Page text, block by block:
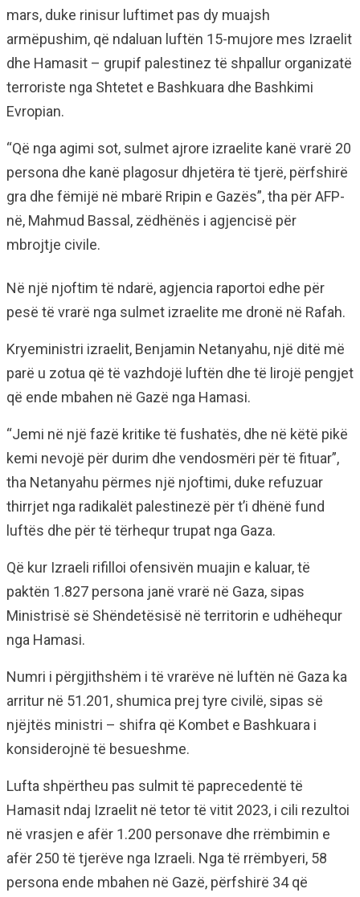
mars, duke rinisur luftimet pas dy muajsh
armëpushim, që ndaluan luftën 15-mujore mes Izraelit
dhe Hamasit – grupif palestinez të shpallur organizatë
terroriste nga Shtetet e Bashkuara dhe Bashkimi
Evropian.
“Që nga agimi sot, sulmet ajrore izraelite kanë vrarë 20
persona dhe kanë plagosur dhjetëra të tjerë, përfshirë
gra dhe fëmijë në mbarë Rripin e Gazës”, tha për AFP-
në, Mahmud Bassal, zëdhënës i agjencisë për
mbrojtje civile.
Në një njoftim të ndarë, agjencia raportoi edhe për
pesë të vrarë nga sulmet izraelite me dronë në Rafah.
Kryeministri izraelit, Benjamin Netanyahu, një ditë më
parë u zotua që të vazhdojë luftën dhe të lirojë pengjet
që ende mbahen në Gazë nga Hamasi.
“Jemi në një fazë kritike të fushatës, dhe në këtë pikë
kemi nevojë për durim dhe vendosmëri për të fituar”,
tha Netanyahu përmes një njoftimi, duke refuzuar
thirrjet nga radikalët palestinezë për t’i dhënë fund
luftës dhe për të tërhequr trupat nga Gaza.
Që kur Izraeli rifilloi ofensivën muajin e kaluar, të
paktën 1.827 persona janë vrarë në Gaza, sipas
Ministrisë së Shëndetësisë në territorin e udhëhequr
nga Hamasi.
Numri i përgjithshëm i të vrarëve në luftën në Gaza ka
arritur në 51.201, shumica prej tyre civilë, sipas së
njëjtës ministri – shifra që Kombet e Bashkuara i
konsiderojnë të besueshme.
Lufta shpërtheu pas sulmit të paprecedentë të
Hamasit ndaj Izraelit në tetor të vitit 2023, i cili rezultoi
në vrasjen e afër 1.200 personave dhe rrëmbimin e
afër 250 të tjerëve nga Izraeli. Nga të rrëmbyeri, 58
persona ende mbahen në Gazë, përfshirë 34 që